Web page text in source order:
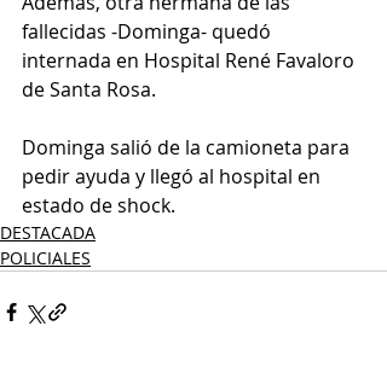
fallecidas -Dominga- quedó
internada en Hospital René Favaloro
de Santa Rosa.
Dominga salió de la camioneta para
pedir ayuda y llegó al hospital en
estado de shock.
DESTACADA
POLICIALES